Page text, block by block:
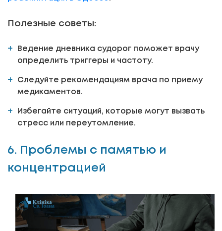
Полезные советы:
Ведение дневника судорог поможет врачу
определить триггеры и частоту.
Следуйте рекомендациям врача по приему
медикаментов.
Избегайте ситуаций, которые могут вызвать
стресс или переутомление.
6. Проблемы с памятью и
концентрацией